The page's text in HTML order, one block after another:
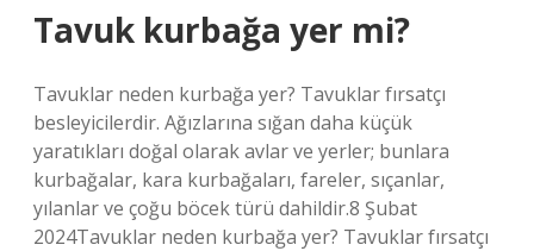
Tavuk kurbağa yer mi?
Tavuklar neden kurbağa yer? Tavuklar fırsatçı
besleyicilerdir. Ağızlarına sığan daha küçük
yaratıkları doğal olarak avlar ve yerler; bunlara
kurbağalar, kara kurbağaları, fareler, sıçanlar,
yılanlar ve çoğu böcek türü dahildir.8 Şubat
2024Tavuklar neden kurbağa yer? Tavuklar fırsatçı